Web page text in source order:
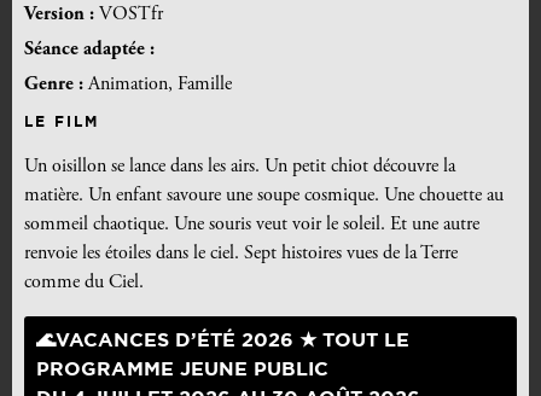
Version : VOSTfr
Séance adaptée :
Genre :Animation, Famille
LE FILM
Un oisillon se lance dans les airs. Un petit chiot découvre la
matière. Un enfant savoure une soupe cosmique. Une chouette au
sommeil chaotique. Une souris veut voir le soleil. Et une autre
renvoie les étoiles dans le ciel. Sept histoires vues de la Terre
comme du Ciel.
🌊VACANCES D’ÉTÉ 2026 ★ TOUT LE
PROGRAMME JEUNE PUBLIC